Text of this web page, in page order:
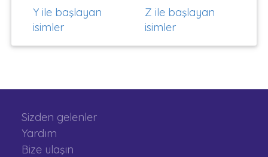
Y ile başlayan
isimler
Z ile başlayan
isimler
Sizden gelenler
Yardım
Bize ulaşın